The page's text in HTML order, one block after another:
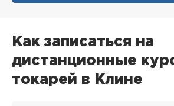
Как записаться на
дистанционные
токарей в Клине